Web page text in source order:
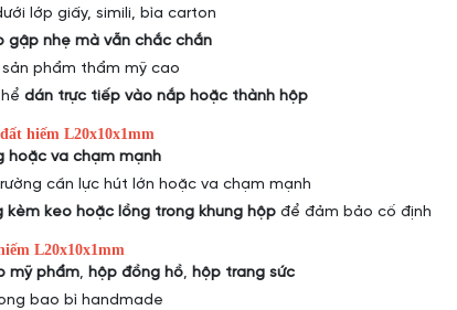
lớp giấy, simili, bìa carton
gập nhẹ mà vẫn chắc chắn
phẩm thẩm mỹ cao
dán trực tiếp vào nắp hoặc thành hộp
hiếm L20x10x1mm
hoặc va chạm mạnh
cần lực hút lớn hoặc va chạm mạnh
kèm keo hoặc lồng trong khung hộpđể đảm bảo cố định
L20x10x1mm
mỹ phẩm, hộp đồng hồ, hộp trang sức
bao bì handmade